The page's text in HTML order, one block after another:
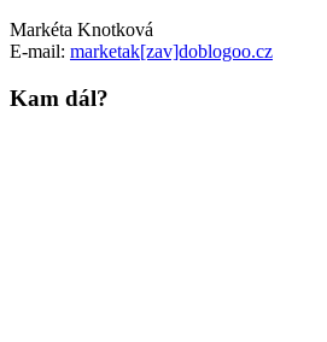
Markéta Knotková
E-mail: marketak[zav]doblogoo.cz
Kam dál?